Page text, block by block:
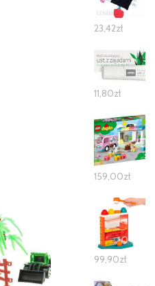
23,42zł
11,80zł
159,00zł
99,90zł